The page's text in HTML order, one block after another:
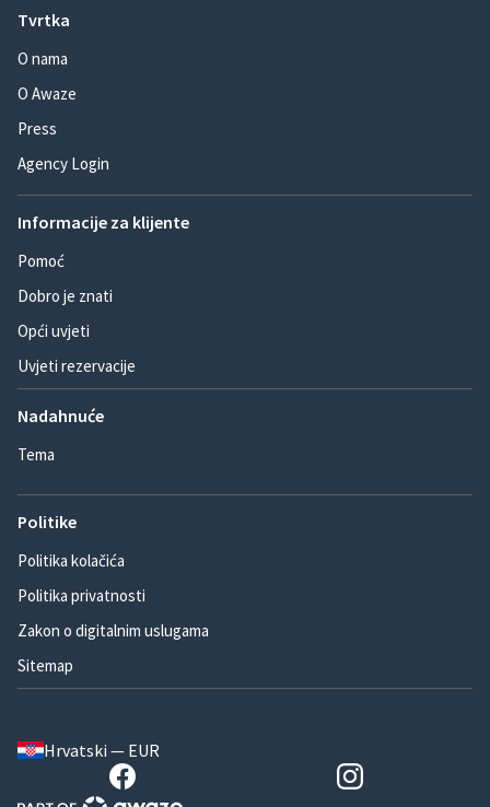
Tvrtka
O nama
O Awaze
Press
Agency Login
Informacije za klijente
Pomoć
Dobro je znati
Opći uvjeti
Uvjeti rezervacije
Nadahnuće
Tema
Politike
Politika kolačića
Politika privatnosti
Zakon o digitalnim uslugama
Sitemap
Hrvatski — EUR